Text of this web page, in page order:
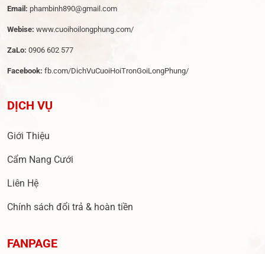
Email: phambinh890@gmail.com
Webise: www.cuoihoilongphung.com/
ZaLo: 0906 602 577
Facebook: fb.com/DichVuCuoiHoiTronGoiLongPhung/
DỊCH VỤ
Giới Thiệu
Cẩm Nang Cưới
Liên Hệ
Chính sách đổi trả & hoàn tiền
FANPAGE